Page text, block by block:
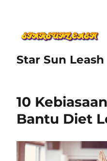
Star Sun Leash
10
Bantu Diet